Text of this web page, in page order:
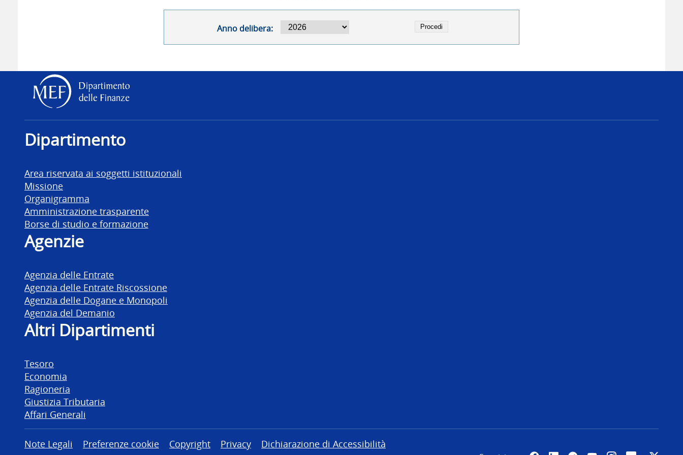
Anno delibera:
Dipartimento delle Finanze
Dipartimento
Area riservata ai soggetti istituzionali
Missione
Organigramma
Amministrazione trasparente
Borse di studio e formazione
Agenzie
Agenzia delle Entrate
Agenzia delle Entrate Riscossione
Agenzia delle Dogane e Monopoli
Agenzia del Demanio
Altri Dipartimenti
Tesoro
Economia
Ragioneria
Giustizia Tributaria
Affari Generali
Altre informazioni
Note Legali Preferenze cookie Copyright Privacy Dichiarazione di Accessibilità